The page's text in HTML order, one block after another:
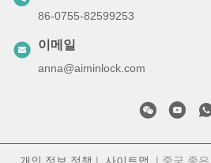
86-0755-82599253
이메일
anna@aiminlock.com